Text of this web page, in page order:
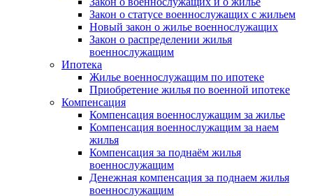
Закон о статусе военнослужащих с жильем
Новый закон о жилье военнослужащих
Закон о распределении жилья
военнослужащим
Ипотека
Жилье военнослужащим по ипотеке
Приобретение жилья по военной ипотеке
Компенсация
Компенсация военнослужащим за жилье
Компенсация военнослужащим за наем
жилья
Компенсация за поднаём жилья
военнослужащим
Денежная компенсация за поднаем жилья
военнослужащим